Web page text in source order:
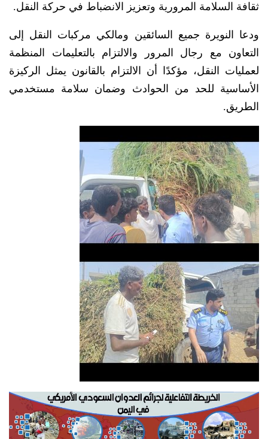
ثقافة السلامة المرورية وتعزيز الانضباط في حركة النقل.
ودعا النويرة جميع السائقين ومالكي مركبات النقل إلى
التعاون مع رجال المرور والالتزام بالتعليمات المنظمة
لعمليات النقل، مؤكدًا أن الالتزام بالقانون يمثل الركيزة
الأساسية للحد من الحوادث وضمان سلامة مستخدمي
الطريق.